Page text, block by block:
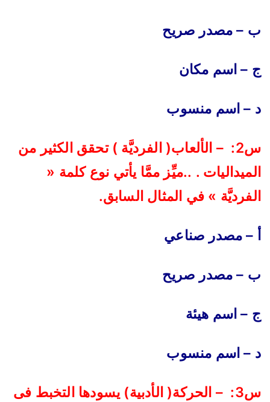
ب – مصدر صريح
ج – اسم مكان
د – اسم منسوب
س2: – الألعاب( الفرديَّة ) تحقق الكثير من
الميداليات . ..ميِّز ممَّا يأتي نوع كلمة «
الفرديَّة » في المثال السابق.
أ – مصدر صناعي
ب – مصدر صريح
ج – اسم هيئة
د – اسم منسوب
س3: – الحركة( الأدبية) يسودها التخبط فى